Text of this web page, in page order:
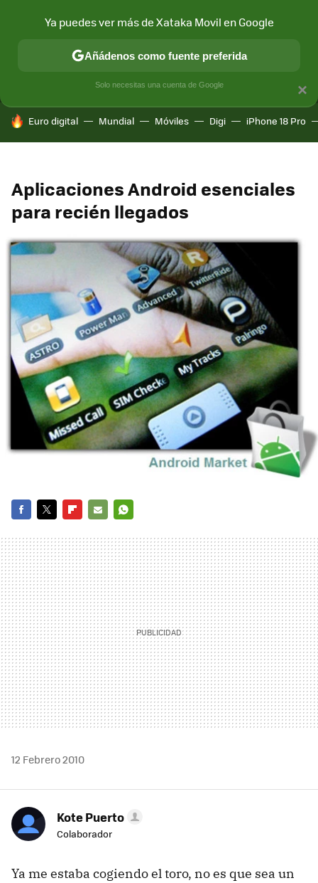
MÓVIL Y SOCIEDAD APLICACIONES
HOY SE HABLA DE
Euro digital Mundial Móviles Digi iPhone 18 Pro
Aplicaciones Android esenciales
para recién llegados
MAIL
12 Febrero 2010
Kote Puerto
Colaborador
Ya me estaba cogiendo el toro, no es que sea un
×
Ya puedes ver más de Xataka Movil en Google
Añádenos como fuente preferida
Solo necesitas una cuenta de Google